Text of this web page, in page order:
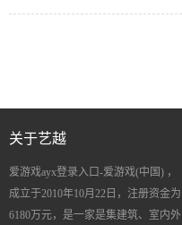
关于艺越
爱游戏ayx登录入口-爱游戏(中国) ，
成立于2010年10月 22 日，注册资金为
6180万元，是一家是集建筑、室内外